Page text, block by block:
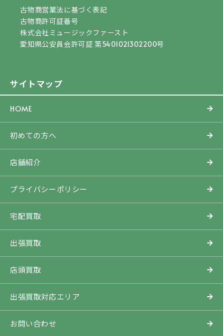
サイトマップ
HOME
初めての方へ
店舗紹介
プライバシーポリシー
宅配買取
出張買取
店頭買取
出張買取対応エリア
お問い合わせ
古物商営業法に基づく表記
古物商許可証番号
株式会社ミュージックファースト
愛知県公安員会許可証 第5401021302200号